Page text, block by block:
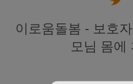
이로움돌봄 - 보호
모님 몸에